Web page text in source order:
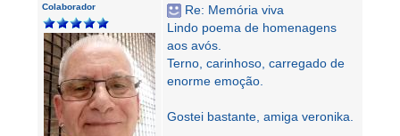
Colaborador
Re: Memória viva
Lindo poema de homenagens
aos avós.
Terno, carinhoso, carregado de
enorme emoção.
Gostei bastante, amiga veronika.